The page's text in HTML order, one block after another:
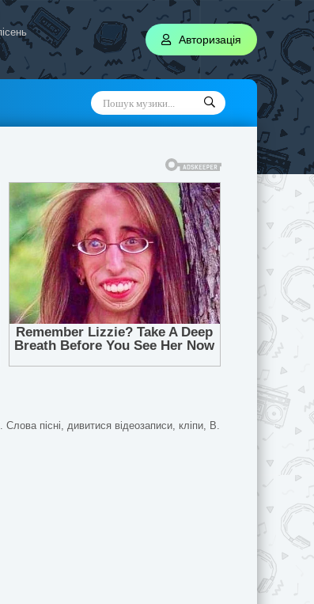
Авторизація
пісні, дивитися відеозаписи, кліпи, В.